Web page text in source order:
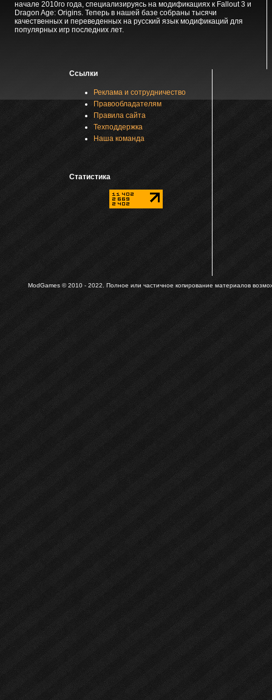
начале 2010го года, специализируясь на модификациях к Fallout 3 и
Dragon Age: Origins. Теперь в нашей базе собраны тысячи
качественных и переведенных на русский язык модификаций для
популярных игр последних лет.
Ссылки
Реклама и сотрудничество
Правообладателям
Правила сайта
Техподдержка
Наша команда
Статистика
ModGames © 2010 - 2022. Полное или частичное копирование материалов